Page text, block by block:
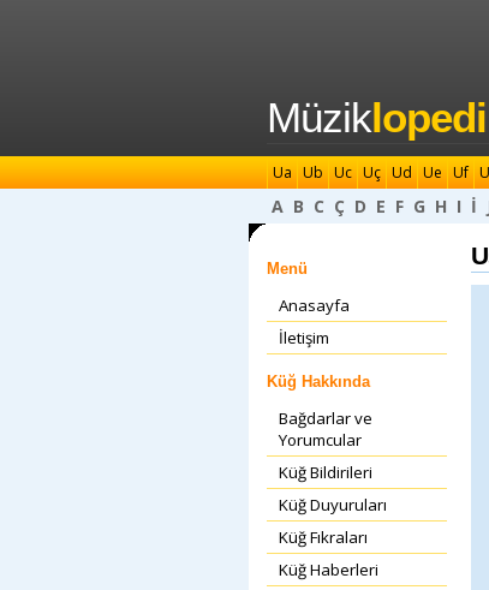
Müziklopedi
Ua Ub Uc Uç Ud Ue Uf
A B C Ç D E F G H I İ
Menü
Anasayfa
İletişim
Küğ Hakkında
Bağdarlar ve
Yorumcular
Küğ Bildirileri
Küğ Duyuruları
Küğ Fıkraları
Küğ Haberleri